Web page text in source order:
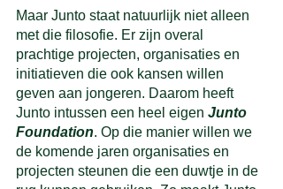
Maar Junto staat natuurlijk niet alleen
met die filosofie. Er zijn overal
prachtige projecten, organisaties en
initiatieven die ook kansen willen
geven aan jongeren. Daarom heeft
Junto intussen een heel eigen Junto
Foundation. Op die manier willen we
de komende jaren organisaties en
projecten steunen die een duwtje in de